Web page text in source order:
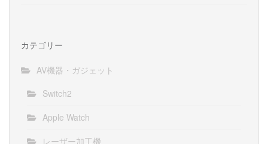
カテゴリー
AV機器・ガジェット
Switch2
Apple Watch
レーザー加工機